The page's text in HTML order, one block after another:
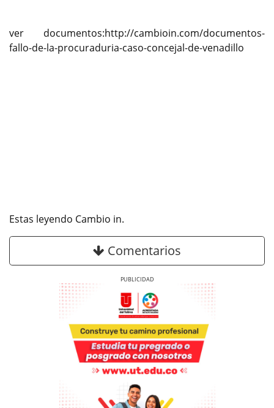
ver documentos:http://cambioin.com/documentos-
fallo-de-la-procuraduria-caso-concejal-de-venadillo
Estas leyendo Cambio in.
Comentarios